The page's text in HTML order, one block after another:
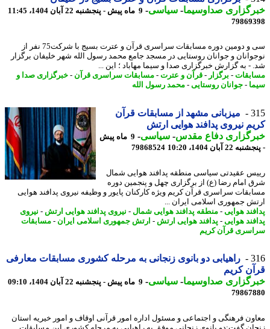
صداوسیما-سیاسی-9 ماه پیش - پنجشنبه 22 آبان 1404، 11:45
سی و دومین دوره مسابقات سراسری قرآن و عترت بسیج با شرکت75 نفر از
و جوانان روستایی در مسجد جامع محمد رسول الله شهر خلیفان برگزار
- به گزارش خبرگزاری صدا و سیما مهاباد ؛ این ...
-برگزار - قرآن و عترت- مسابقات سراسری قرآن-
خبرگزاری صدا و
-جوانان روستایی-محمد رسول الله
میزبانی مشهد از مسابقات قرآن
نیروی پدافند هوایی ارتش
دفاع مقدس-سیاسی-
9 ماه پیش
آبان 1404، 10:20
79868524
عقیدتی سیاسی منطقه پدافند هوایی شمال
امام رضا (ع) از برگزاری چهل و پنجمین دوره
سراسری قرآن کریم ویژه کارکنان پایور و وظیفه نیروی پدافند هوایی
جمهوری اسلامی ایران ...
هوایی- منطقه پدافند هوایی شمال-نیروی پدافند هوایی ارتش -نیروی
هوایی- پدافند هوایی ارتش -ارتش جمهوری اسلامی ایران -
مسابقات
قرآن کریم
راهیابی دو بانوی زنجانی به مرحله کشوری مسابقات معارفی
کریم
صداوسیما-سیاسی-9 ماه پیش - پنجشنبه 22 آبان 1404، 09:10
فرهنگی و اجتماعی و مسئول اداره امور قرآنی اوقاف و امور خیریه استان